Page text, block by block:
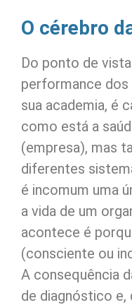
O cérebro
Do ponto de
performance
sua academia, é
como está a
(empresa), mas
diferentes
é incomum uma
a vida de um
acontece é
(consciente ou
A consequência
de diagnóstico e,